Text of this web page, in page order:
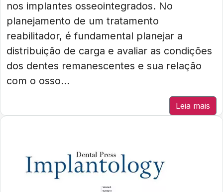
nos implantes osseointegrados. No
planejamento de um tratamento
reabilitador, é fundamental planejar a
distribuição de carga e avaliar as condições
dos dentes remanescentes e sua relação
com o osso...
Leia mais